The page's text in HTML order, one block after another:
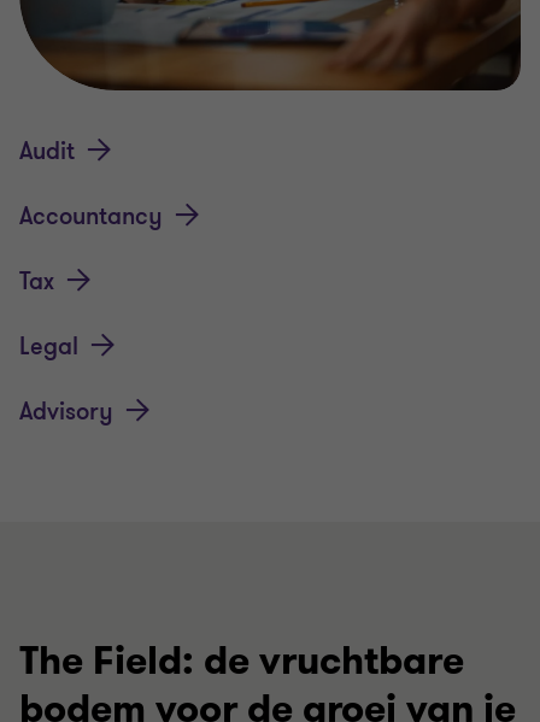
Audit
Accountancy
Tax
Legal
Advisory
The Field: de vruchtbare
bodem voor de groei van je